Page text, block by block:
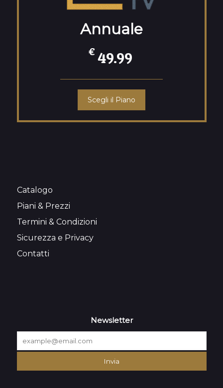
Annuale
€ 49.99
Scegli il Piano
Catalogo
Piani & Prezzi
Termini & Condizioni
Sicurezza e Privacy
Contatti
Newsletter